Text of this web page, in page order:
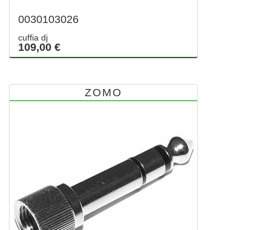
0030103026
cuffia dj
109,00 €
ZOMO